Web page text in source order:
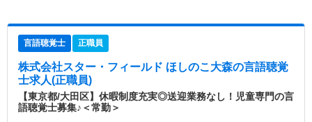
言語聴覚士 正職員
株式会社スター・フィールド ほしのこ大森の言語聴覚
士求人(正職員)
【東京都/大田区】休暇制度充実◎送迎業務なし！児童専門の言
語聴覚士募集♪＜常勤＞